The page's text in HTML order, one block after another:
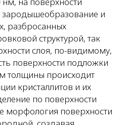
и
разбросанных
структурой, так
слоя, по-видимому,
поверхности подложки
толщины происходит
кристаллитов и их
по поверхности
морфология поверхности